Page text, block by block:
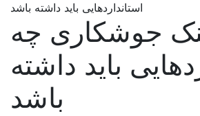
استانداردهایی باید داشته باشد
جوشکاری چه
باید داشته
باشد